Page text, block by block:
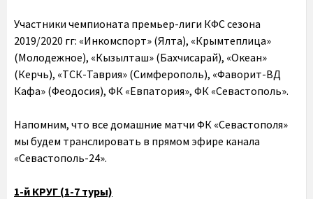
Участники чемпионата премьер-лиги КФС сезона
2019/2020 гг: «Инкомспорт» (Ялта), «Крымтеплица»
(Молодежное), «Кызылташ» (Бахчисарай), «Океан»
(Керчь), «ТСК-Таврия» (Симферополь), «Фаворит-ВД
Кафа» (Феодосия), ФК «Евпатория», ФК «Севастополь».
Напомним, что все домашние матчи ФК «Севастополя»
мы будем транслировать в прямом эфире канала
«Севастополь-24».
1-й КРУГ (1-7 туры)